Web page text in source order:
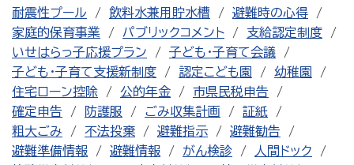
耐震性プール
飲料水兼用貯水槽
避難時の心得
家庭的保育事業
パブリックコメント
支給認定制度
いせはらっ子応援プラン
子ども・子育て会議
子ども・子育て支援新制度
認定こども園
幼稚園
住宅ローン控除
公的年金
市県民税申告
確定申告
防護服 ごみ収集計画
証紙
粗大ごみ
不法投棄 避難指示
避難勧告
避難準備情報
避難情報 がん検診
人間ドック